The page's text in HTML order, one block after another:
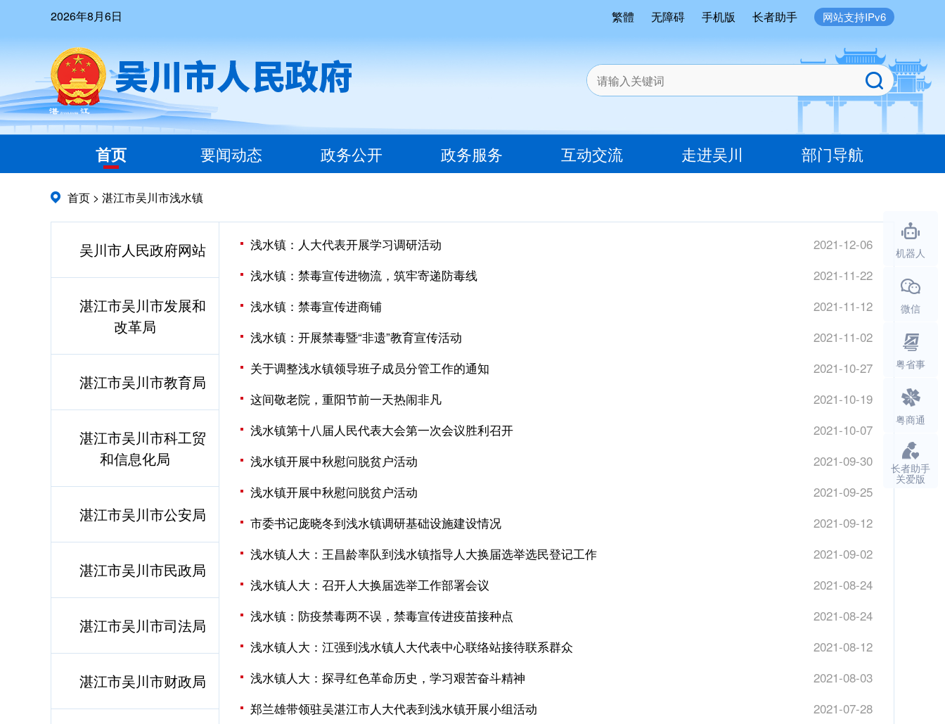
2026年8月6日 繁體 无障碍 手机版 长者助手 网站支持IPv6
首页 要闻动态 政务公开 政务服务 互动交流 走进吴川 部门导航
首页 > 湛江市吴川市浅水镇
吴川市人民政府网站
湛江市吴川市发展和
改革局
湛江市吴川市教育局
湛江市吴川市科工贸
和信息化局
湛江市吴川市公安局
湛江市吴川市民政局
湛江市吴川市司法局
湛江市吴川市财政局
浅水镇：人大代表开展学习调研活动
2021-12-06
浅水镇：禁毒宣传进物流，筑牢寄递防毒线
2021-11-22
浅水镇：禁毒宣传进商铺
2021-11-12
浅水镇：开展禁毒暨“非遗”教育宣传活动
2021-11-02
关于调整浅水镇领导班子成员分管工作的通知
2021-10-27
这间敬老院，重阳节前一天热闹非凡
2021-10-19
浅水镇第十八届人民代表大会第一次会议胜利召开
2021-10-07
浅水镇开展中秋慰问脱贫户活动
2021-09-30
浅水镇开展中秋慰问脱贫户活动
2021-09-25
市委书记庞晓冬到浅水镇调研基础设施建设情况
2021-09-12
浅水镇人大：王昌龄率队到浅水镇指导人大换届选举选民登记工作
2021-09-02
浅水镇人大：召开人大换届选举工作部署会议
2021-08-24
浅水镇：防疫禁毒两不误，禁毒宣传进疫苗接种点
2021-08-24
浅水镇人大：江强到浅水镇人大代表中心联络站接待联系群众
2021-08-12
浅水镇人大：探寻红色革命历史，学习艰苦奋斗精神
2021-08-03
郑兰雄带领驻吴湛江市人大代表到浅水镇开展小组活动
2021-07-28
机器人
微信
粤省事
粤商通
长者助手
关爱版